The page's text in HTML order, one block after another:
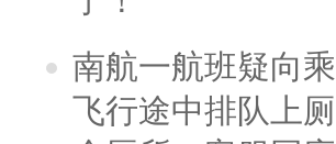
南航一航班疑向
飞行途中排队上